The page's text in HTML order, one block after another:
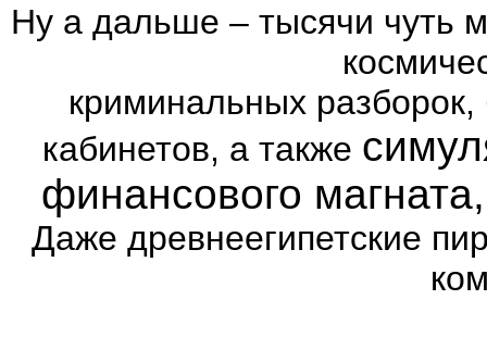
Ну а дальше – тысячи чуть
криминальных
кабинетов, а также
финансового
Даже древнеегипетские